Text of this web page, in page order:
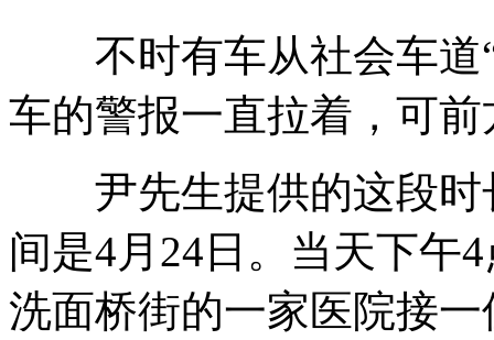
不时有车从社会车道“
车的警报一直拉着，可
尹先生提供的这段时
间是4月24日。当天下午
洗面桥街的一家医院接